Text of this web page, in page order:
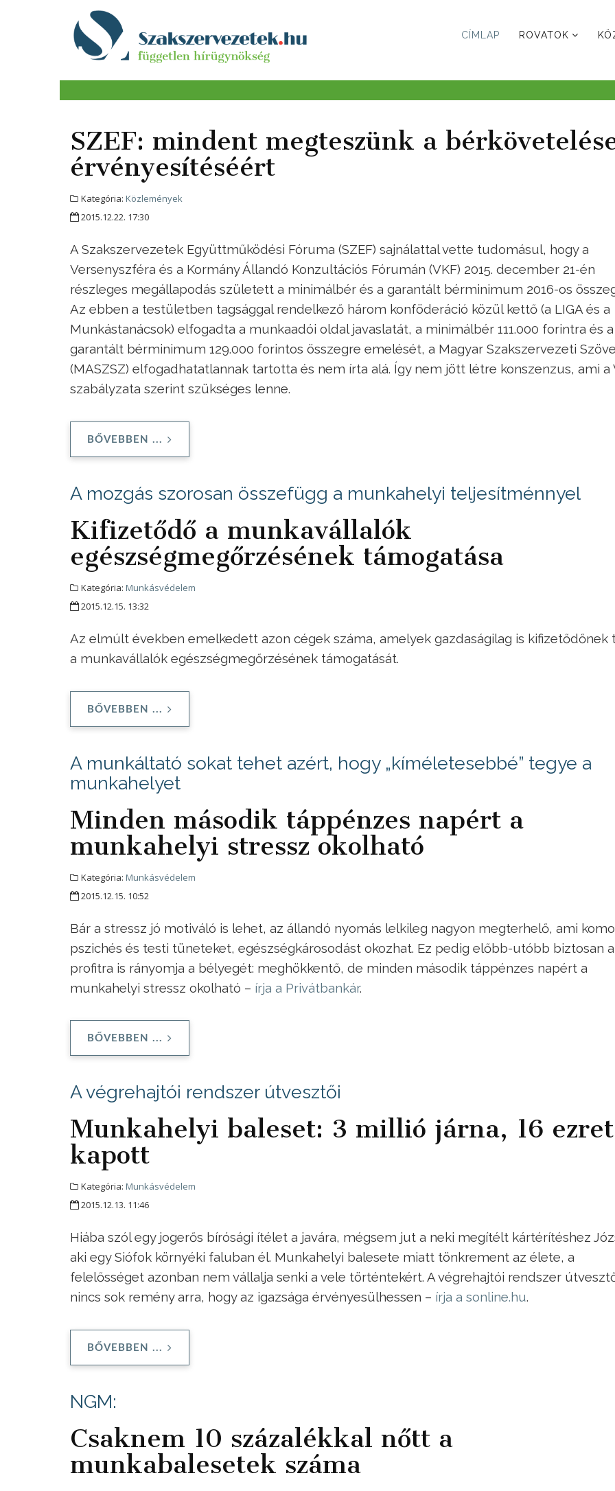
CÍMLAP ROVATOK
SZEF: mindent megteszünk a
érvényesítéséért
Kategória: Közlemények
2015.12.22. 17:30
A Szakszervezetek Együttműködési Fóruma (SZEF) sajnálattal vette tudomásul, hogy a
Versenyszféra és a Kormány Állandó Konzultációs Fórumán (VKF) 2015. december 21-én
részleges megállapodás született a minimálbér és a garantált bérminimum 2016-os
Az ebben a testületben tagsággal rendelkező három konföderáció közül kettő (a LIGA és a
Munkástanácsok) elfogadta a munkaadói oldal javaslatát, a minimálbér 111.000 forintra és a
garantált bérminimum 129.000 forintos összegre emelését, a Magyar Szakszervezeti
(MASZSZ) elfogadhatatlannak tartotta és nem írta alá. Így nem jött létre konszenzus, ami a
szabályzata szerint szükséges lenne.
BŐVEBBEN ...
A mozgás szorosan összefügg a munkahelyi teljesítménnyel
Kifizetődő a munkavállalók
egészségmegőrzésének támogatása
Kategória: Munkásvédelem
2015.12.15. 13:32
Az elmúlt években emelkedett azon cégek száma, amelyek gazdaságilag is kifizetődőnek
a munkavállalók egészségmegőrzésének támogatását.
BŐVEBBEN ...
A munkáltató sokat tehet azért, hogy „kíméletesebbé” tegye a
munkahelyet
Minden második táppénzes napért a
munkahelyi stressz okolható
Kategória: Munkásvédelem
2015.12.15. 10:52
Bár a stressz jó motiváló is lehet, az állandó nyomás lelkileg nagyon megterhelő, ami
pszichés és testi tüneteket, egészségkárosodást okozhat. Ez pedig előbb-utóbb biztosan a
profitra is rányomja a bélyegét: meghökkentő, de minden második táppénzes napért a
munkahelyi stressz okolható – írja a Privátbankár.
BŐVEBBEN ...
A végrehajtói rendszer útvesztői
Munkahelyi baleset: 3 millió járna, 16 ezret
kapott
Kategória: Munkásvédelem
2015.12.13. 11:46
Hiába szól egy jogerős bírósági ítélet a javára, mégsem jut a neki megítélt kártérítéshez
aki egy Siófok környéki faluban él. Munkahelyi balesete miatt tönkrement az élete, a
felelősséget azonban nem vállalja senki a vele történtekért. A végrehajtói rendszer
nincs sok remény arra, hogy az igazsága érvényesülhessen – írja a sonline.hu.
BŐVEBBEN ...
NGM:
Csaknem 10 százalékkal nőtt a
munkabalesetek száma